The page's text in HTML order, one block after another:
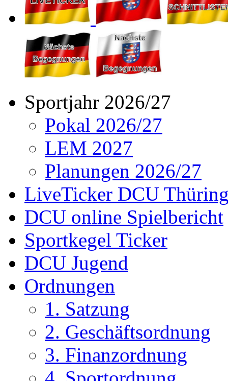
Sportjahr 2026/27
Pokal 2026/27
LEM 2027
Planungen 2026/27
LiveTicker DCU
DCU online Spielbericht
Sportkegel Ticker
DCU Jugend
Ordnungen
1. Satzung
2. Geschäftsordnung
3. Finanzordnung